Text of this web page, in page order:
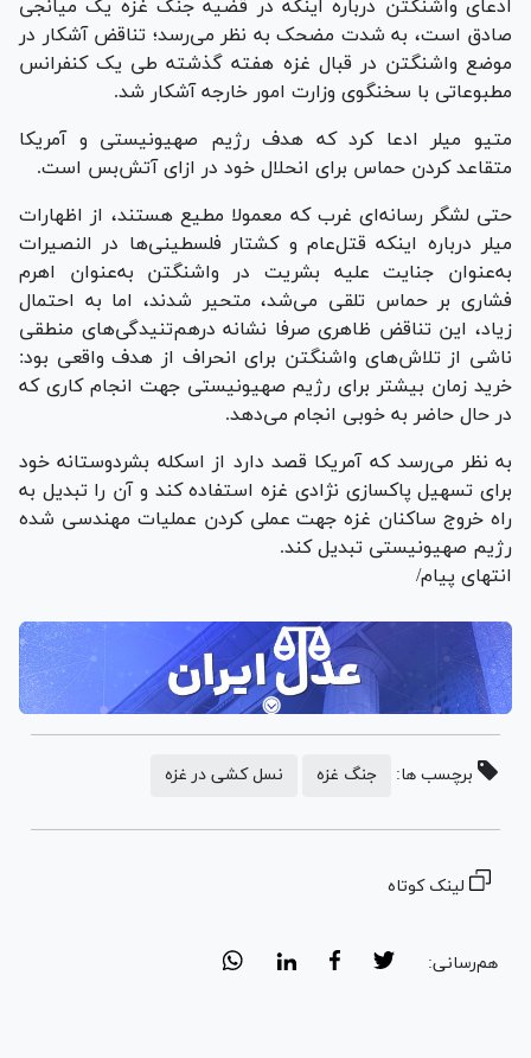
ادعای واشنگتن درباره اینکه در قضیه جنگ غزه یک میانجی
صادق است، به شدت مضحک به نظر می‌رسد؛ تناقض آشکار در
موضع واشنگتن در قبال غزه هفته گذشته طی یک کنفرانس
مطبوعاتی با سخنگوی وزارت امور خارجه آشکار شد.
متیو میلر ادعا کرد که هدف رژیم صهیونیستی و آمریکا
متقاعد کردن حماس برای انحلال خود در ازای آتش‌بس است.
حتی لشگر رسانه‌ای غرب که معمولا مطیع هستند، از اظهارات
میلر درباره اینکه قتل‌عام و کشتار فلسطینی‌ها در النصیرات
به‌عنوان جنایت علیه بشریت در واشنگتن به‌عنوان اهرم
فشاری بر حماس تلقی می‌شد، متحیر شدند، اما به احتمال
زیاد، این تناقض ظاهری صرفا نشانه درهم‌تنیدگی‌های منطقی
ناشی از تلاش‌های واشنگتن برای انحراف از هدف واقعی بود:
خرید زمان بیشتر برای رژیم صهیونیستی جهت انجام کاری که
در حال حاضر به خوبی انجام می‌دهد.
به نظر می‌رسد که آمریکا قصد دارد از اسکله بشردوستانه خود
برای تسهیل پاکسازی نژادی غزه استفاده کند و آن را تبدیل به
راه خروج ساکنان غزه جهت عملی کردن عملیات مهندسی شده
رژیم صهیونیستی تبدیل کند.
انتهای پیام/
برچسب ها: جنگ غزه نسل کشی در غزه
لینک کوتاه
هم‌رسانی: